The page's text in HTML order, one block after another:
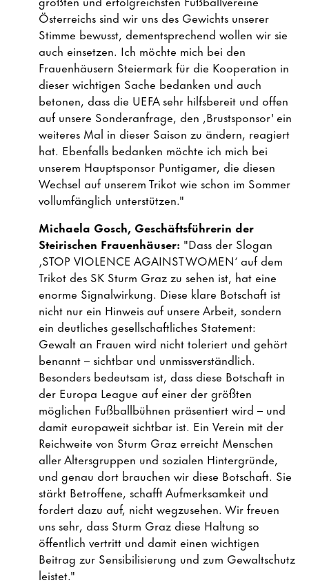
Österreichs sind wir uns des Gewichts unserer
Stimme bewusst, dementsprechend wollen wir sie
auch einsetzen. Ich möchte mich bei den
Frauenhäusern Steiermark für die Kooperation in
dieser wichtigen Sache bedanken und auch
betonen, dass die UEFA sehr hilfsbereit und offen
auf unsere Sonderanfrage, den ,Brustsponsor' ein
weiteres Mal in dieser Saison zu ändern, reagiert
hat. Ebenfalls bedanken möchte ich mich bei
unserem Hauptsponsor Puntigamer, die diesen
Wechsel auf unserem Trikot wie schon im Sommer
vollumfänglich unterstützen."
Michaela Gosch, Geschäftsführerin der
Steirischen Frauenhäuser: "Dass der Slogan
‚STOP VIOLENCE AGAINST WOMEN‘ auf dem
Trikot des SK Sturm Graz zu sehen ist, hat eine
enorme Signalwirkung. Diese klare Botschaft ist
nicht nur ein Hinweis auf unsere Arbeit, sondern
ein deutliches gesellschaftliches Statement:
Gewalt an Frauen wird nicht toleriert und gehört
benannt – sichtbar und unmissverständlich.
Besonders bedeutsam ist, dass diese Botschaft in
der Europa League auf einer der größten
möglichen Fußballbühnen präsentiert wird – und
damit europaweit sichtbar ist. Ein Verein mit der
Reichweite von Sturm Graz erreicht Menschen
aller Altersgruppen und sozialen Hintergründe,
und genau dort brauchen wir diese Botschaft. Sie
stärkt Betroffene, schafft Aufmerksamkeit und
fordert dazu auf, nicht wegzusehen. Wir freuen
uns sehr, dass Sturm Graz diese Haltung so
öffentlich vertritt und damit einen wichtigen
Beitrag zur Sensibilisierung und zum Gewaltschutz
leistet."